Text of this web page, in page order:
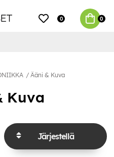
0 0
Ääni & Kuva
Kuva
Järjestellä